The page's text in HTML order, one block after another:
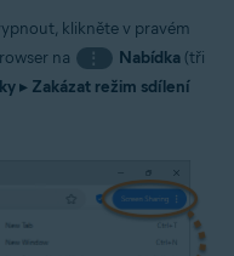
klikněte v pravém
na
⋮ Nabídka(tři
▸ Zakázat režim sdílení